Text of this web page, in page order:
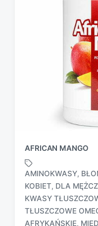
AFRICAN MANGO
AMINOKWASY,
KOBIET, DLA
KWASY
TŁUSZCZOWE
AFRYKAŃSKIE,